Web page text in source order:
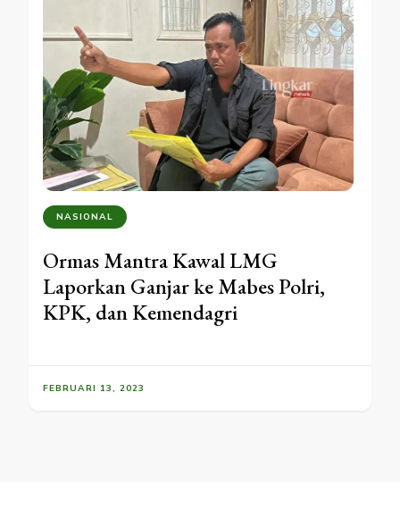
NASIONAL
Ormas Mantra Kawal LMG
Laporkan Ganjar ke Mabes Polri,
KPK, dan Kemendagri
FEBRUARI 13, 2023